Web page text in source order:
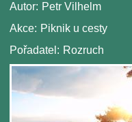
Autor: Petr Vilhelm
Akce: Piknik u cesty
Pořadatel: Rozruch